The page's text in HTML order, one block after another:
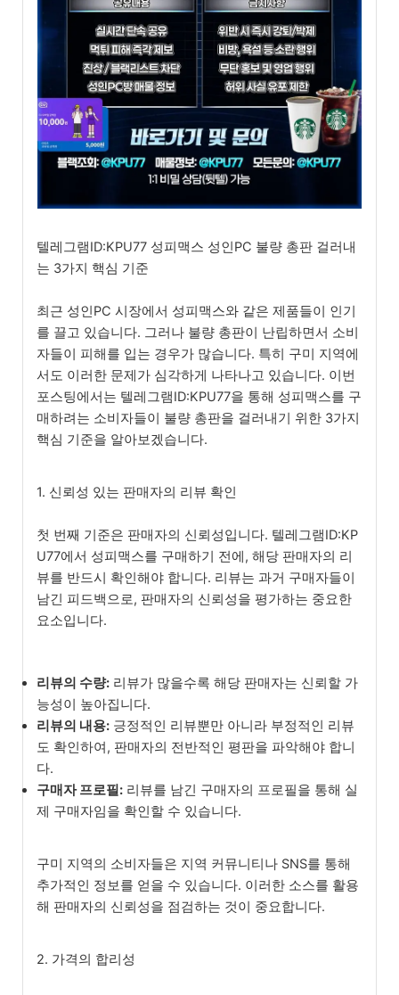
텔레그램ID:KPU77 성피맥스 성인PC 불량 총판 걸러내
는 3가지 핵심 기준
최근 성인PC 시장에서 성피맥스와 같은 제품들이 인기
를 끌고 있습니다. 그러나 불량 총판이 난립하면서 소비
자들이 피해를 입는 경우가 많습니다. 특히 구미 지역에
서도 이러한 문제가 심각하게 나타나고 있습니다. 이번
포스팅에서는 텔레그램ID:KPU77을 통해 성피맥스를 구
매하려는 소비자들이 불량 총판을 걸러내기 위한 3가지
핵심 기준을 알아보겠습니다.
1. 신뢰성 있는 판매자의 리뷰 확인
첫 번째 기준은 판매자의 신뢰성입니다. 텔레그램ID:KP
U77에서 성피맥스를 구매하기 전에, 해당 판매자의 리
뷰를 반드시 확인해야 합니다. 리뷰는 과거 구매자들이
남긴 피드백으로, 판매자의 신뢰성을 평가하는 중요한
요소입니다.
리뷰의 수량: 리뷰가 많을수록 해당 판매자는 신뢰할 가
능성이 높아집니다.
리뷰의 내용: 긍정적인 리뷰뿐만 아니라 부정적인 리뷰
도 확인하여, 판매자의 전반적인 평판을 파악해야 합니
다.
구매자 프로필: 리뷰를 남긴 구매자의 프로필을 통해 실
제 구매자임을 확인할 수 있습니다.
구미 지역의 소비자들은 지역 커뮤니티나 SNS를 통해
추가적인 정보를 얻을 수 있습니다. 이러한 소스를 활용
해 판매자의 신뢰성을 점검하는 것이 중요합니다.
2. 가격의 합리성